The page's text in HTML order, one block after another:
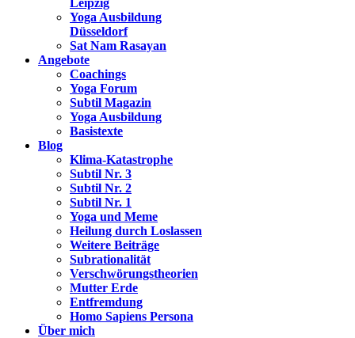
Leipzig
Yoga Ausbildung
Düsseldorf
Sat Nam Rasayan
Angebote
Coachings
Yoga Forum
Subtil Magazin
Yoga Ausbildung
Basistexte
Blog
Klima-Katastrophe
Subtil Nr. 3
Subtil Nr. 2
Subtil Nr. 1
Yoga und Meme
Heilung durch Loslassen
Weitere Beiträge
Subrationalität
Verschwörungstheorien
Mutter Erde
Entfremdung
Homo Sapiens Persona
Über mich